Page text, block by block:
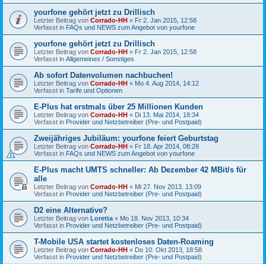
yourfone gehört jetzt zu Drillisch
Letzter Beitrag von Corrado-HH « Fr 2. Jan 2015, 12:58
Verfasst in FAQs und NEWS zum Angebot von yourfone
yourfone gehört jetzt zu Drillisch
Letzter Beitrag von Corrado-HH « Fr 2. Jan 2015, 12:58
Verfasst in Allgemeines / Sonstiges
Ab sofort Datenvolumen nachbuchen!
Letzter Beitrag von Corrado-HH « Mo 4. Aug 2014, 14:12
Verfasst in Tarife und Optionen
E-Plus hat erstmals über 25 Millionen Kunden
Letzter Beitrag von Corrado-HH « Di 13. Mai 2014, 18:34
Verfasst in Provider und Netzbetreiber (Pre- und Postpaid)
Zweijähriges Jubiläum: yourfone feiert Geburtstag
Letzter Beitrag von Corrado-HH « Fr 18. Apr 2014, 08:28
Verfasst in FAQs und NEWS zum Angebot von yourfone
E-Plus macht UMTS schneller: Ab Dezember 42 MBit/s für
alle
Letzter Beitrag von Corrado-HH « Mi 27. Nov 2013, 13:09
Verfasst in Provider und Netzbetreiber (Pre- und Postpaid)
D2 eine Alternative?
Letzter Beitrag von Loretta « Mo 18. Nov 2013, 10:34
Verfasst in Provider und Netzbetreiber (Pre- und Postpaid)
T-Mobile USA startet kostenloses Daten-Roaming
Letzter Beitrag von Corrado-HH « Do 10. Okt 2013, 18:58
Verfasst in Provider und Netzbetreiber (Pre- und Postpaid)